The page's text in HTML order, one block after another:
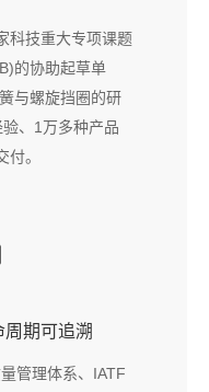
科技重大专项课题
的协助起草单
与螺旋挡圈的研
、1万多种产品
付。
期可追溯
管理体系、IATF